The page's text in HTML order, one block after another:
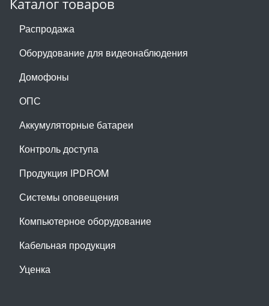
Каталог товаров
Распродажа
Оборудование для видеонаблюдения
Домофоны
ОПС
Аккумуляторные батареи
Контроль доступа
Продукция IPDROM
Системы оповещения
Компьютерное оборудование
Кабельная продукция
Уценка